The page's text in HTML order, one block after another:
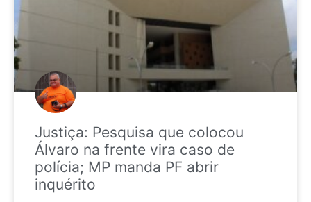
Justiça: Pesquisa que colocou
Álvaro na frente vira caso de
polícia; MP manda PF abrir
inquérito